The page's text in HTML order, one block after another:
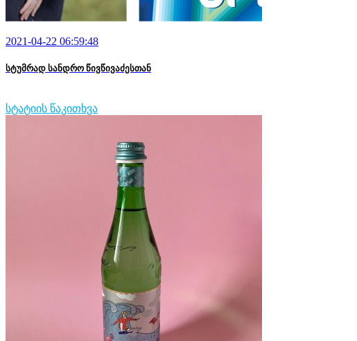
2021-04-22 06:59:48
სტუმრად სანდრო წივწივაძესთან
სტატიის წაკითხვა